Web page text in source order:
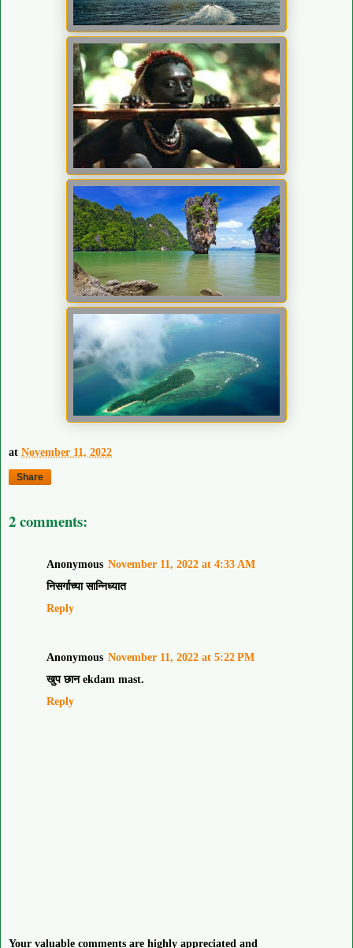
at November 11, 2022
Share
2 comments:
Anonymous November 11, 2022 at 4:33 AM
निसर्गाच्या सान्निध्यात
Reply
Anonymous November 11, 2022 at 5:22 PM
खुप छान ekdam mast.
Reply
Your valuable comments are highly appreciated and